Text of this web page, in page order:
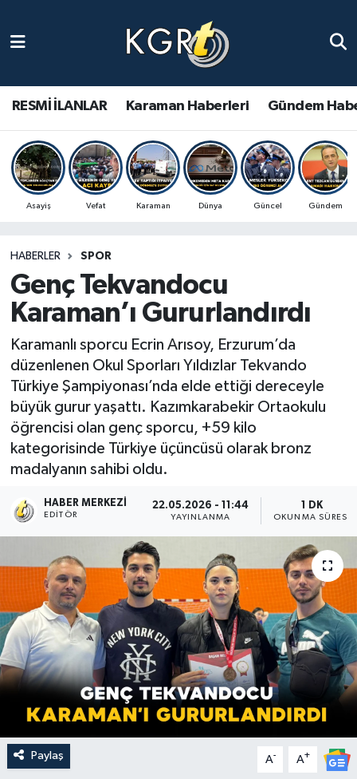
RESMİ İLANLAR Karaman Haberleri Gündem
Asayiş Vefat Karaman Dünya Güncel Gündem
HABERLER SPOR
Genç Tekvandocu
Karaman’ı Gururlandırdı
Karamanlı sporcu Ecrin Arısoy, Erzurum’da
düzenlenen Okul Sporları Yıldızlar Tekvando
Türkiye Şampiyonası’nda elde ettiği dereceyle
büyük gurur yaşattı. Kazımkarabekir Ortaokulu
öğrencisi olan genç sporcu, +59 kilo
kategorisinde Türkiye üçüncüsü olarak bronz
madalyanın sahibi oldu.
HABER MERKEZI
EDITÖR
22.05.2026 - 11:44
YAYINLANMA
1 DK
OKUNMA SÜRESI
Paylaş A- A+
Gündem Haberleri
Güncel Haberler
Spor Haberleri
Ulusal Haberler
Vefat Edenler